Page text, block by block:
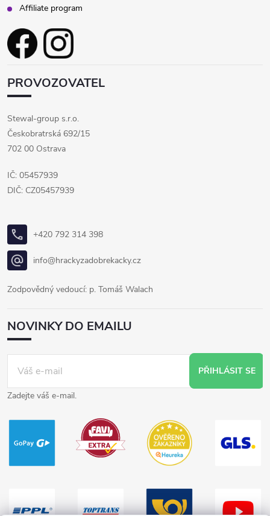
Affiliate program
PROVOZOVATEL
Stewal-group s.r.o.
Českobratrská 692/15
702 00 Ostrava
IČ: 05457939
DIČ: CZ05457939
+420 792 314 398
info@hrackyzadobrekacky.cz
Zodpovědný vedoucí: p. Tomáš Walach
NOVINKY DO EMAILU
PŘIHLÁSIT SE
Zadejte váš e-mail.